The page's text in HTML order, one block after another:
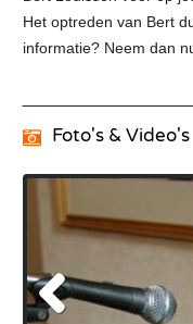
Het optreden van Bert
informatie? Neem dan
Foto's & Video's